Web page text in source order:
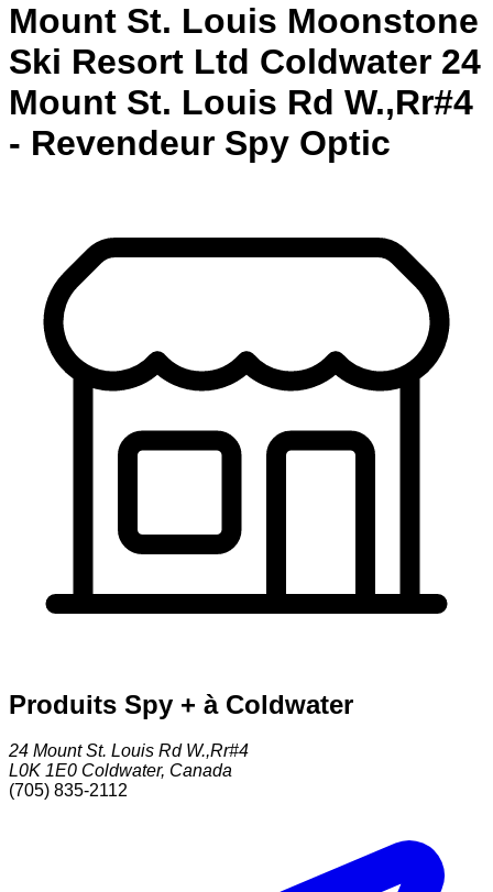
Mount St. Louis Moonstone
Ski Resort Ltd Coldwater 24
Mount St. Louis Rd W.,Rr#4
- Revendeur Spy Optic
Produits Spy + à Coldwater
24 Mount St. Louis Rd W.,Rr#4
L0K 1E0 Coldwater, Canada
(705) 835-2112